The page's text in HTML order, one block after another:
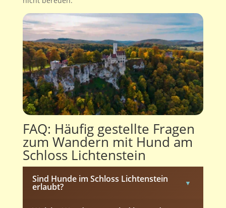
FAQ: Häufig gestellte Fragen
zum Wandern mit Hund am
Schloss Lichtenstein
Sind Hunde im Schloss Lichtenstein
erlaubt?